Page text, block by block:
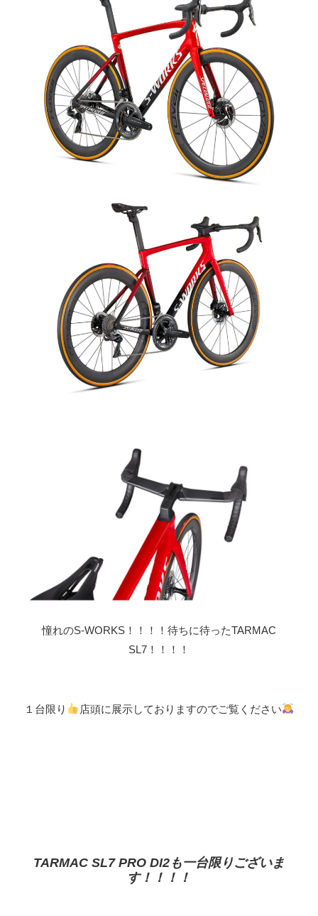
憧れのS-WORKS！！！！待ちに待ったTARMAC
SL7！！！！
１台限り 店頭に展示しておりますのでご覧ください
TARMAC SL7 PRO DI2も一台限りございま
す！！！！